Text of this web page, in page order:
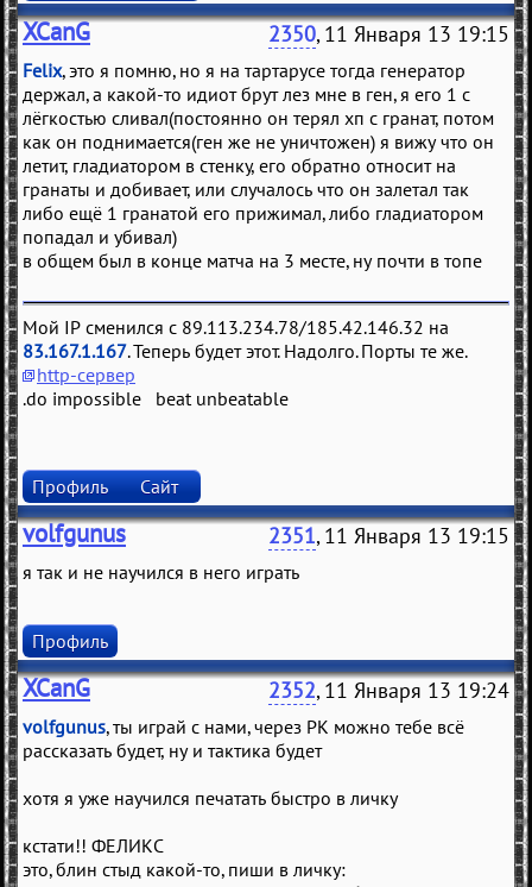
XCanG 2350, 11 Января 13 19:15
Felix, это я помню, но я на тартарусе тогда генератор
держал, а какой-то идиот брут лез мне в ген, я его 1 с
лёгкостью сливал(постоянно он терял хп с гранат, потом
как он поднимается(ген же не уничтожен) я вижу что он
летит, гладиатором в стенку, его обратно относит на
гранаты и добивает, или случалось что он залетал так
либо ещё 1 гранатой его прижимал, либо гладиатором
попадал и убивал)
в общем был в конце матча на 3 месте, ну почти в топе
Мой IP сменился с 89.113.234.78/185.42.146.32 на
83.167.1.167. Теперь будет этот. Надолго. Порты те же.
http-сервер
.do impossible beat unbeatable
Профиль Сайт
volfgunus 2351, 11 Января 13 19:15
я так и не научился в него играть
Профиль
XCanG 2352, 11 Января 13 19:24
volfgunus, ты играй с нами, через РК можно тебе всё
рассказать будет, ну и тактика будет
хотя я уже научился печатать быстро в личку
кстати!! ФЕЛИКС
это, блин стыд какой-то, пиши в личку: